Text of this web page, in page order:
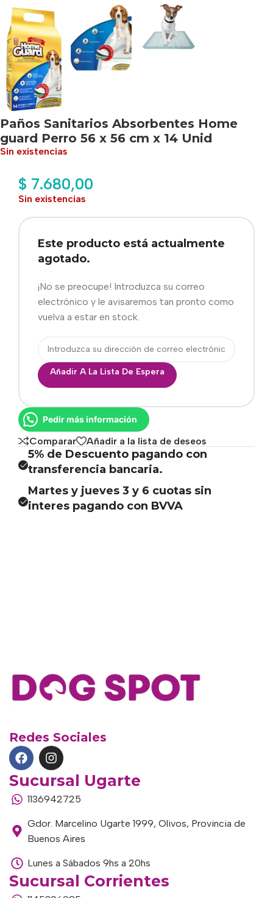
Paños Sanitarios Absorbentes Home
guard Perro 56 x 56 cm x 14 Unid
Sin existencias
$ 7.680,00
Sin existencias
Este producto está actualmente
agotado.
¡No se preocupe! Introduzca su correo
electrónico y le avisaremos tan pronto como
vuelva a estar en stock.
Añadir A La Lista De Espera
Pedir más información
Comparar Añadir a la lista de deseos
5% de Descuento pagando con
transferencia bancaria.
Martes y jueves 3 y 6 cuotas sin
interes pagando con BVVA
Redes Sociales
Sucursal Ugarte
1136942725
Gdor. Marcelino Ugarte 1999, Olivos, Provincia de
Buenos Aires
Lunes a Sábados 9hs a 20hs
Sucursal Corrientes